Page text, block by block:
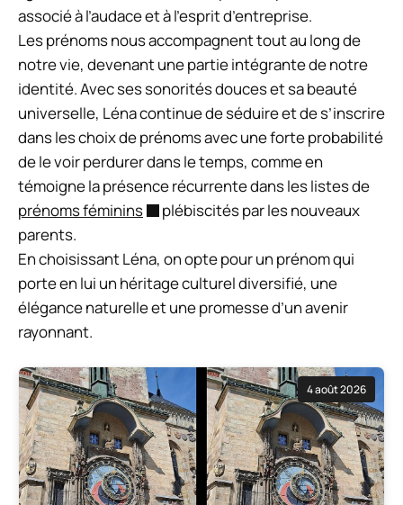
associé à l’audace et à l’esprit d’entreprise.
Les prénoms nous accompagnent tout au long de
notre vie, devenant une partie intégrante de notre
identité. Avec ses sonorités douces et sa beauté
universelle, Léna continue de séduire et de s’inscrire
dans les choix de prénoms avec une forte probabilité
de le voir perdurer dans le temps, comme en
témoigne la présence récurrente dans les listes de
prénoms féminins
plébiscités par les nouveaux
parents.
En choisissant Léna, on opte pour un prénom qui
porte en lui un héritage culturel diversifié, une
élégance naturelle et une promesse d’un avenir
rayonnant.
4 août 2026